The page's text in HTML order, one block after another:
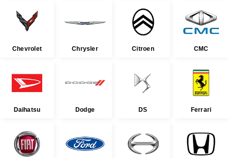
Chevrolet Chrysler Citroen CMC
Daihatsu Dodge DS Ferrari